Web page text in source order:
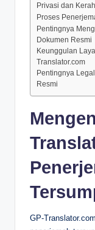
Privasi dan
Proses
Pentingnya
Dokumen Resmi
Keunggulan
Translator.com
Pentingnya
Resmi
GP-